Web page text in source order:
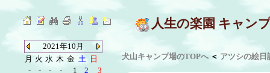
2021年10月
月 火 水 木 金 土 日
-
- - - 1 2
3
人生の楽園 キャン
犬山キャンプ場のTOPへ＜ アツシの絵日